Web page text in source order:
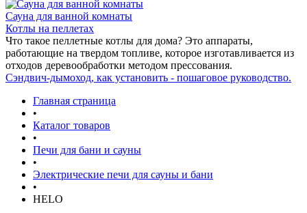
Сауна для ванной комнаты
Котлы на пеллетах
Что такое пеллетные котлы для дома? Это аппараты,
работающие на твердом топливе, которое изготавливается из
отходов деревообработки методом прессования.
Сэндвич-дымоход, как установить - пошаговое руководство.
Главная страница
•
Каталог товаров
•
Печи для бани и сауны
•
Электрические печи для сауны и бани
•
HELO